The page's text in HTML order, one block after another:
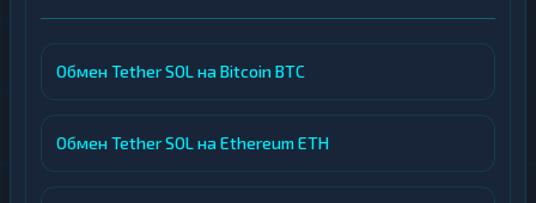
Обмен Tether SOL на Bitcoin BTC
Обмен Tether SOL на Ethereum ETH